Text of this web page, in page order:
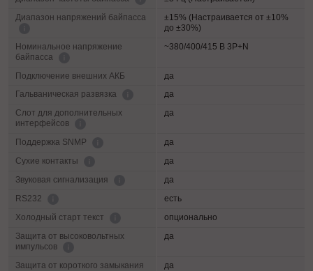
Диапазон напряжений байпасса
±15% (Настраивается от ±10%
до ±30%)
Номинальное напряжение
байпасса
~380/400/415 В 3P+N
Подключение внешних АКБ
да
Гальваническая развязка
да
Слот для дополнительных
интерфейсов
да
Поддержка SNMP
да
Сухие контакты
да
Звуковая сигнализация
да
RS232
есть
Холодный старт текст
опционально
Защита от высоковольтных
импульсов
да
Защита от короткого замыкания да